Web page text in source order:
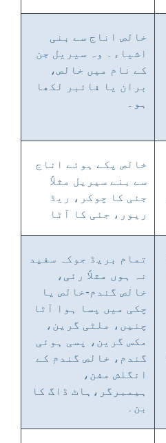
خالص اناج سے بنی
اشیاء۔ وہ سیریل جن
کے نام میں خالص،
بران یا فائبر لکھا
ہو۔
خالص پکے ہوئے اناج
سے بنے سیریل مثلاً
جئی کا چوکر، ریڈ
ریور، جئی کا آٹا
تمام بریڈ جوکہ سفید
نہ ہوں مثلاً رئی،
خالص گندم-خالص یا
چکی میں پسا ہوا آٹا
چنیں، ملٹی گرین،
مکس گرین، پسی ہوئی
گندم، خالص گندم کے
انگلش مفن،
ہیمبرگر،ہاٹ ڈاگ کا
بن۔